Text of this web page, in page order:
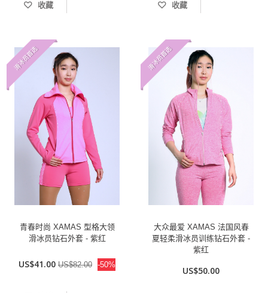
收藏 收藏
青春时尚 XAMAS 型格大领
滑冰员钻石外套 - 紫红
滑冰员首选
US$41.00 US$82.00 -50%
大众最爱 XAMAS 法国风春
夏轻柔滑冰员训练钻石外套 -
紫红
滑冰员首选
US$50.00